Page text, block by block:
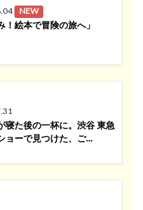
NEW
！絵本で冒険の旅へ」
寝た後の一杯に。渋谷 東急
ョーで見つけた、ご…